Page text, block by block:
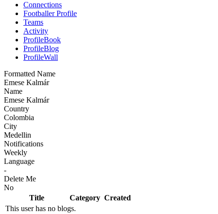
Connections
Footballer Profile
Teams
Activity
ProfileBook
ProfileBlog
ProfileWall
Formatted Name
Emese Kalmár
Name
Emese Kalmár
Country
Colombia
City
Medellin
Notifications
Weekly
Language
-
Delete Me
No
Title
Category Created
This user has no blogs.